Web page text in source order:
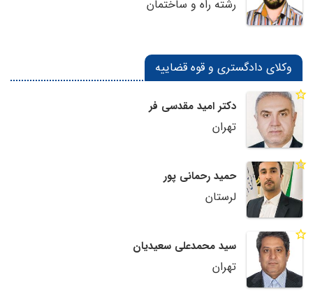
رشته راه و ساختمان
وکلای دادگستری و قوه قضاییه
دکتر امید مقدسی فر
تهران
حمید رحمانی پور
لرستان
سید محمدعلی سعیدیان
تهران